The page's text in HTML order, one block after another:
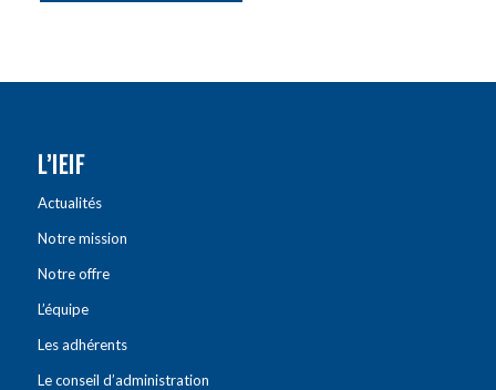
L’IEIF
Actualités
Notre mission
Notre offre
L’équipe
Les adhérents
Le conseil d’administration